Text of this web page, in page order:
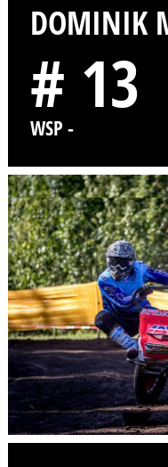
DOMINIK
# 13
WSP -